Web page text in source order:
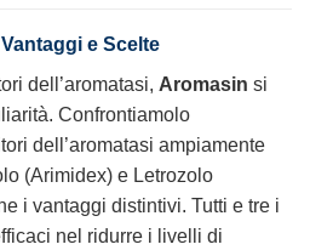
e Scelte
dell’aromatasi, Aromasin si
Confrontiamolo
dell’aromatasi ampiamente
(Arimidex) e Letrozolo
i vantaggi distintivi. Tutti e tre i
nel ridurre i livelli di